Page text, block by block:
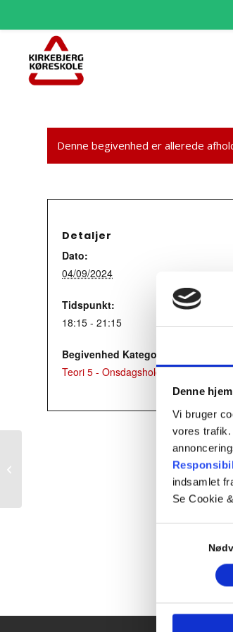
Denne
Vi bruger
vores trafik.
indsamlet
Se Cookie
Denne begivenhed er allerede
Detaljer
Dato:
04/09/2024
Tidspunkt:
18:15 - 21:15
Begivenhed Kategori:
Teori 5 - Onsdagshold